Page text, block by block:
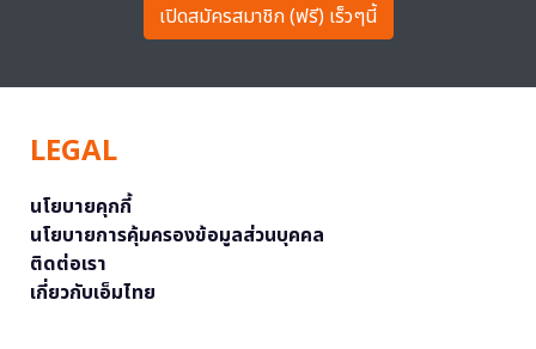
เปิดสมัครสมาชิก (ฟรี) เร็วๆนี้
LEGAL
นโยบายคุกกี้
นโยบายการคุ้มครองข้อมูลส่วนบุคคล
ติดต่อเรา
เกี่ยวกับเอ็มไทย